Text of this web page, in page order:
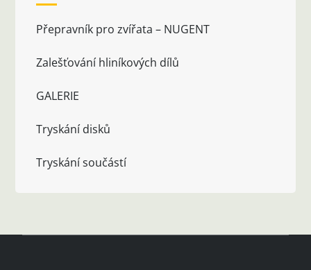
Přepravník pro zvířata – NUGENT
Zalešťování hliníkových dílů
GALERIE
Tryskání disků
Tryskání součástí